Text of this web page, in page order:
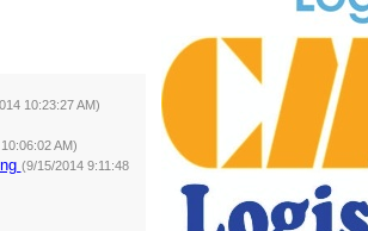
10:23:27 AM)
AM)
(9/15/2014 9:11:48